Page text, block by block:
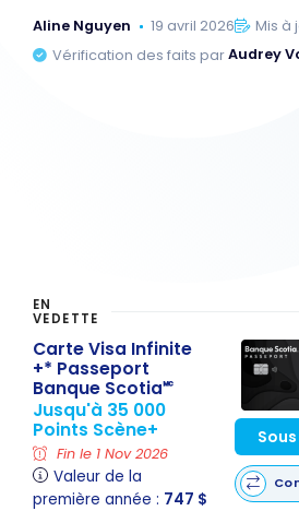
Aline Nguyen 19 avril 2026
Mis à
Vérification des faits parAudrey
EN
VEDETTE
Carte Visa Infinite
+* Passeport
Banque Scotia🅪
Jusqu'à 35 000
Points Scène+
Fin le 1 Nov 2026
Valeur de la
première année : 747 $